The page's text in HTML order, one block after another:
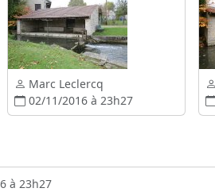
Marc Leclercq
02/11/2016 à 23h27
à 23h27